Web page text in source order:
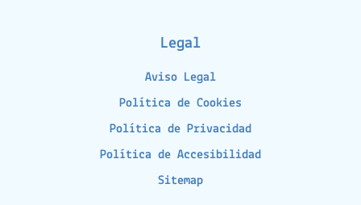
Legal
Aviso Legal
Política de Cookies
Política de Privacidad
Política de Accesibilidad
Sitemap